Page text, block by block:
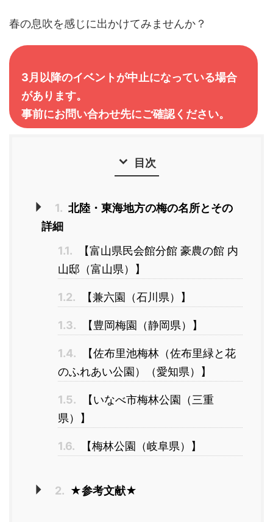
春の息吹を感じに出かけてみませんか？
3月以降のイベントが中止になっている場合
があります。
事前にお問い合わせ先にご確認ください。
目次
1. 北陸・東海地方の梅の名所とその
詳細
1.1.
【富山県民会館分館 豪農の館 内
山邸（富山県）】
1.2. 【兼六園（石川県）】
1.3. 【豊岡梅園（静岡県）】
1.4.
【佐布里池梅林（佐布里緑と花
のふれあい公園）（愛知県）】
1.5.
【いなべ市梅林公園（三重
県）】
1.6. 【梅林公園（岐阜県）】
2. ★参考文献★